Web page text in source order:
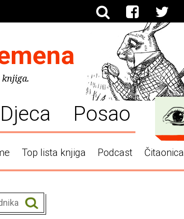
knjiga.
Djeca Posao
Top lista knjiga Podcast Čitaonica